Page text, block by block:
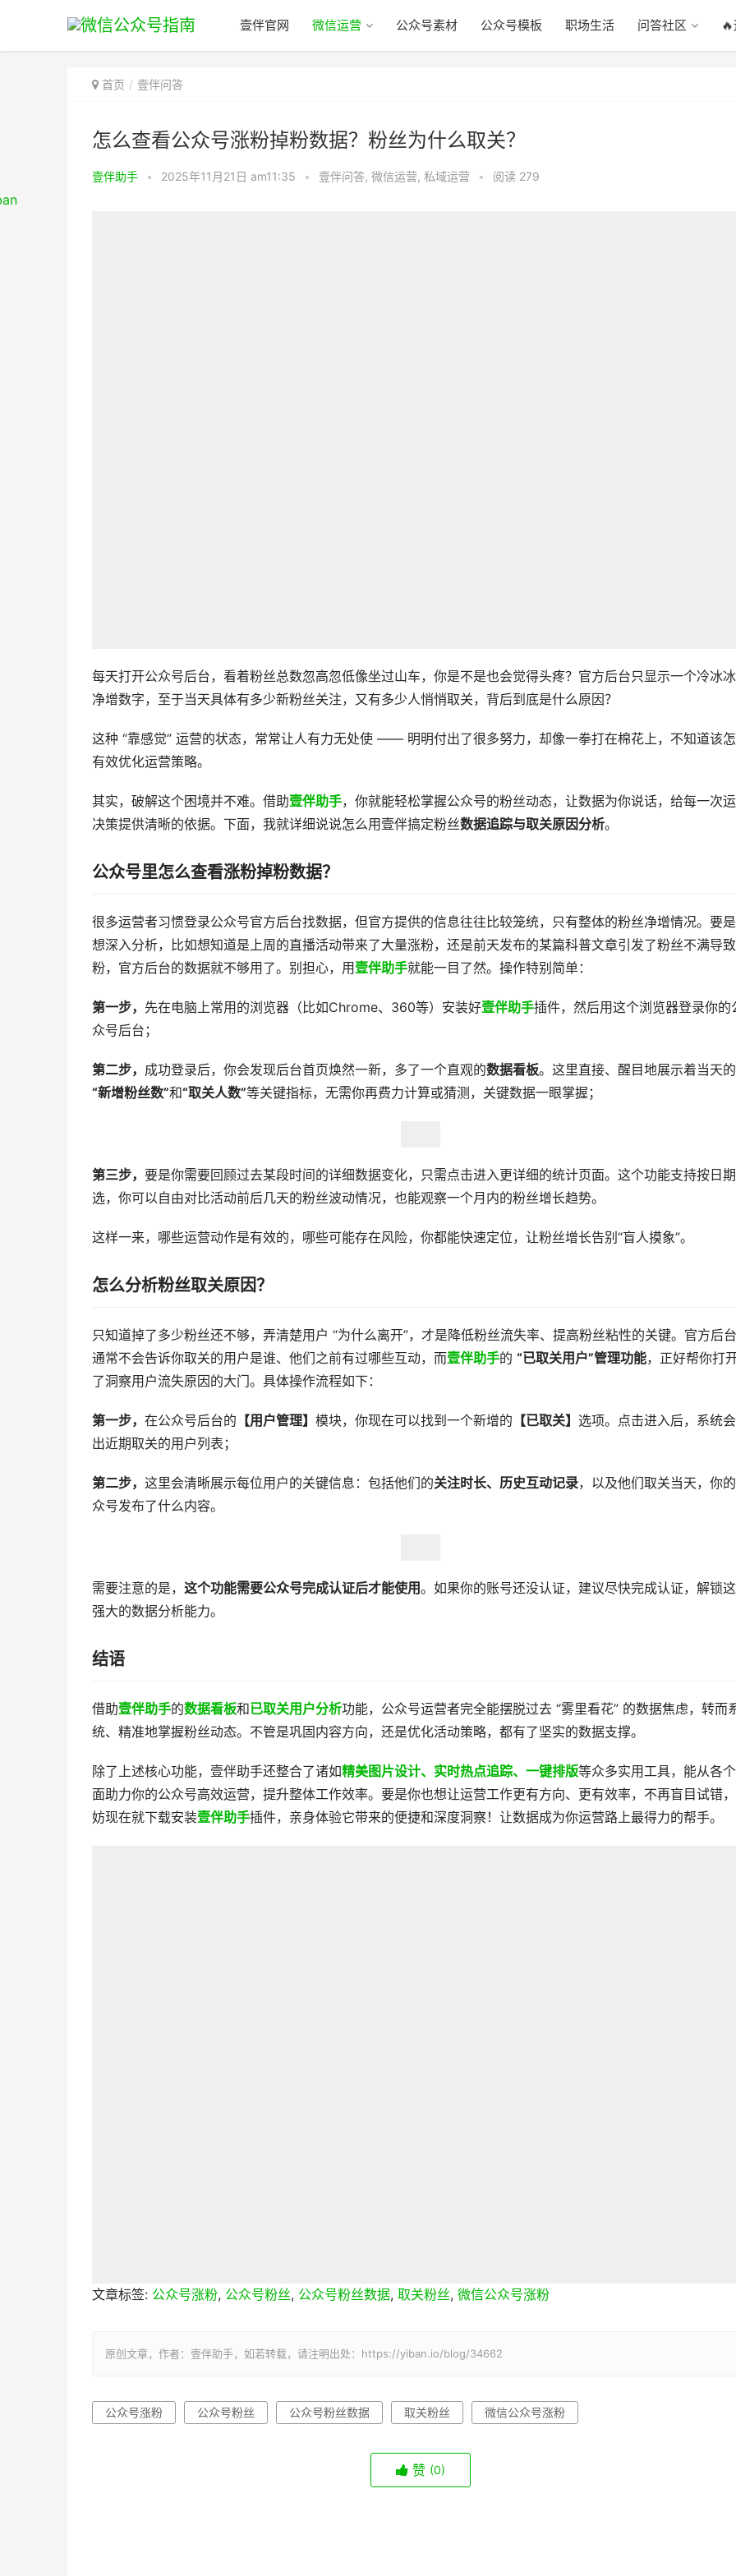
壹伴官网 微信运营 公众号素材 公众号模板 职场生活 问答社区
首页 壹伴问答
怎么查看公众号涨粉掉粉数据？粉丝为什么取关？
壹伴助手 • 2025年11月21日 am11:35 • 壹伴问答, 微信运营, 私域运营 • 阅读 279
每天打开公众号后台，看着粉丝总数忽高忽低像坐过山车，你是不是也会觉得头疼？官方后台只显示一个冷冰
净增数字，至于当天具体有多少新粉丝关注，又有多少人悄悄取关，背后到底是什么原因？
这种 “靠感觉” 运营的状态，常常让人有力无处使 —— 明明付出了很多努力，却像一拳打在棉花上，不知道该
有效优化运营策略。
其实，破解这个困境并不难。借助​壹伴助手，你就能轻松掌握公众号的粉丝动态，让数据为你说话，给每一次
决策提供清晰的依据。下面，我就详细说说怎么用壹伴搞定粉丝数据追踪与取关原因分析。​
公众号里怎么查看涨粉掉粉数据？
很多运营者习惯登录公众号官方后台找数据，但官方提供的信息往往比较笼统，只有整体的粉丝净增情况。要
想深入分析，比如想知道是上周的直播活动带来了大量涨粉，还是前天发布的某篇科普文章引发了粉丝不满导
粉，官方后台的数据就不够用了。别担心，用壹伴助手就能一目了然。操作特别简单：
第一步， 先在电脑上常用的浏览器（比如Chrome、360等）安装好壹伴助手插件，然后用这个浏览器登录你的
众号后台；
第二步， 成功登录后，你会发现后台首页焕然一新，多了一个直观的​​数据看板​​。这里直接、醒目地展示着当天的
“新增粉丝数”和“取关人数”等关键指标，无需你再费力计算或猜测，关键数据一眼掌握；
第三步， 要是你需要回顾过去某段时间的详细数据变化，只需点击进入更详细的统计页面。这个功能支持按日
选，你可以自由对比活动前后几天的粉丝波动情况，也能观察一个月内的粉丝增长趋势。
这样一来，哪些运营动作是有效的，哪些可能存在风险，你都能快速定位，让粉丝增长告别“盲人摸象”。
怎么分析粉丝取关原因？
只知道掉了多少粉丝还不够，弄清楚用户 “为什么离开”，才是降低粉丝流失率、提高粉丝粘性的关键。官方后台
通常不会告诉你取关的用户是谁、他们之前有过哪些互动，而壹伴助手的 ​ ​“已取关用户”管理功能​，正好帮你打
了洞察用户流失原因的大门。具体操作流程如下：
第一步， 在公众号后台的 【用户管理】 模块，你现在可以找到一个新增的 【已取关】 选项。点击进入后，系统会
出近期取关的用户列表；
第二步， 这里会清晰展示每位用户的关键信息：包括他们的​​关注时长、历史互动记录​，以及他们取关当天，你
众号发布了什么内容。
需要注意的是， 这个功能需要公众号完成认证后才能使用。如果你的账号还没认证，建议尽快完成认证，解锁
强大的数据分析能力。
结语​
借助壹伴助手的​数据看板​和​已取关用户分析功能，公众号运营者完全能摆脱过去 “雾里看花” 的数据焦虑，转而
统、精准地掌握粉丝动态。不管是巩固内容方向，还是优化活动策略，都有了坚实的数据支撑。
除了上述核心功能，壹伴助手还整合了诸如​精美图片设计、实时热点追踪、一键排版等众多实用工具，能从各
面助力你的公众号高效运营，提升整体工作效率。要是你也想让运营工作更有方向、更有效率，不再盲目试错
妨现在就下载安装壹伴助手插件​​，亲身体验它带来的便捷和深度洞察！让数据成为你运营路上最得力的帮手。
文章标签: 公众号涨粉, 公众号粉丝, 公众号粉丝数据, 取关粉丝, 微信公众号涨粉
原创文章，作者：壹伴助手，如若转载，请注明出处：https://yiban.io/blog/34662
公众号涨粉 公众号粉丝 公众号粉丝数据 取关粉丝 微信公众号涨粉
赞 (0)